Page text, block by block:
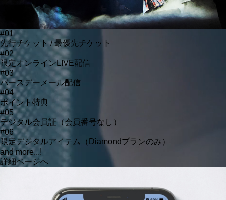
#01
先行チケット / 最優先チケット
#02
限定オンラインLIVE配信
#03
バースデーメール配信
#04
ポイント特典
#05
デジタル会員証（会員番号なし）
#06
限定デジタルアイテム（Diamondプランのみ）
and more...!
詳細ページへ